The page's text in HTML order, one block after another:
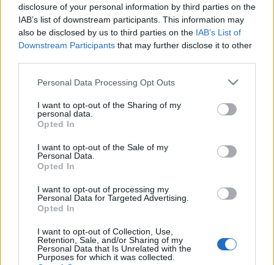
disclosure of your personal information by third parties on the
IAB’s list of downstream participants. This information may
also be disclosed by us to third parties on the IAB’s List of
Downstream Participants that may further disclose it to other
Please note that this website/app uses one or more Google
not limited to your visit or usage behaviour. You may click to
grant or deny consent to Google and its third-party tags to
use your data for below specified purposes in below Google
consent section.
Personal Data Processing Opt Outs
I want to opt-out of the Sharing of my
personal data.
Opted In
I want to opt-out of the Sale of my
Personal Data.
Opted In
I want to opt-out of processing my
Personal Data for Targeted Advertising.
Opted In
I want to opt-out of Collection, Use,
Retention, Sale, and/or Sharing of my
Personal Data that Is Unrelated with the
Purposes for which it was collected.
Estos jugadores son baja
: Florin Andone (pie), Tomás
Alarcón (molestias musculares), Salvi.
Estos jugadores son duda: Cala.
Iván Alejo tiene opciones de entrar por Sobrino.
Menos de 3 millones de valor y 7 o
los ganadores de la jornada y